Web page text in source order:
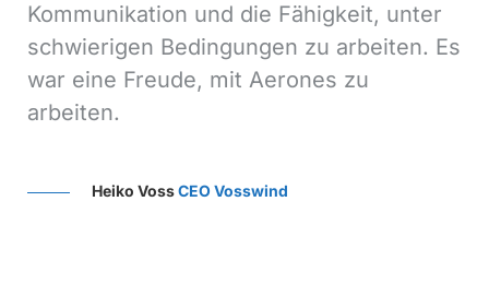
Kommunikation und die Fähigkeit, unter
schwierigen Bedingungen zu arbeiten. Es
war eine Freude, mit Aerones zu
arbeiten.
Heiko VossCEO Vosswind